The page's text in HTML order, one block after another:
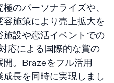
のパーソナライズや、
施策により売上拡大を
設や恋活イベントでの
応による国際的な賞の
。Brazeをフル活用
長を同時に実現しまし